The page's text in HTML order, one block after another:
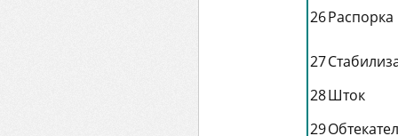
26Распорка
27
28Шток
29